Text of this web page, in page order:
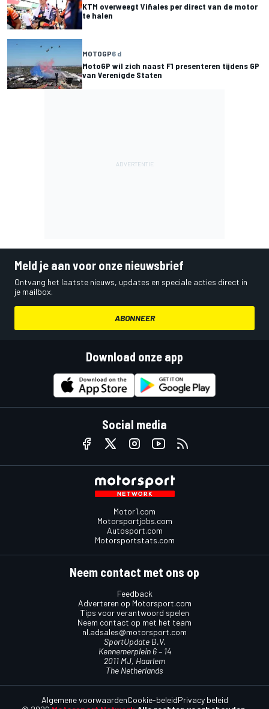
KTM overweegt Viñales per direct van de motor
te halen
MOTOGP6 d
MotoGP wil zich naast F1 presenteren tijdens GP
van Verenigde Staten
Meld je aan voor onze nieuwsbrief
Ontvang het laatste nieuws, updates en speciale acties direct in
je mailbox.
ABONNEER
Download onze app
Social media
Motor1.com
Motorsportjobs.com
Autosport.com
Motorsportstats.com
Neem contact met ons op
Feedback
Adverteren op Motorsport.com
Tips voor verantwoord spelen
Neem contact op met het team
nl.adsales@motorsport.com
SportUpdate B.V.
Kennemerplein 6 – 14
2011 MJ, Haarlem
The Netherlands
Algemene voorwaardenCookie-beleidPrivacy beleid